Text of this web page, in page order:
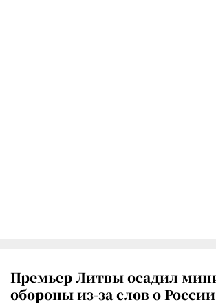
Премьер Литвы осадил
обороны из-за слов о России